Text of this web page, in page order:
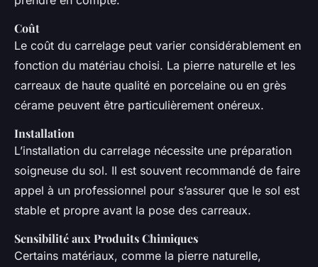
Coût
Le coût du carrelage peut varier considérablement en
fonction du matériau choisi. La pierre naturelle et les
carreaux de haute qualité en porcelaine ou en grès
cérame peuvent être particulièrement onéreux.
Installation
L’installation du carrelage nécessite une préparation
soigneuse du sol. Il est souvent recommandé de faire
appel à un professionnel pour s’assurer que le sol est
stable et propre avant la pose des carreaux.
Sensibilité aux Produits Chimiques
Certains matériaux, comme la pierre naturelle,